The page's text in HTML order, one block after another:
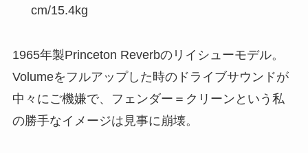
cm/15.4kg
1965年製Princeton Reverbのリイシューモデル。
Volumeをフルアップした時のドライブサウンドが
中々にご機嫌で、フェンダー＝クリーンという私
の勝手なイメージは見事に崩壊。